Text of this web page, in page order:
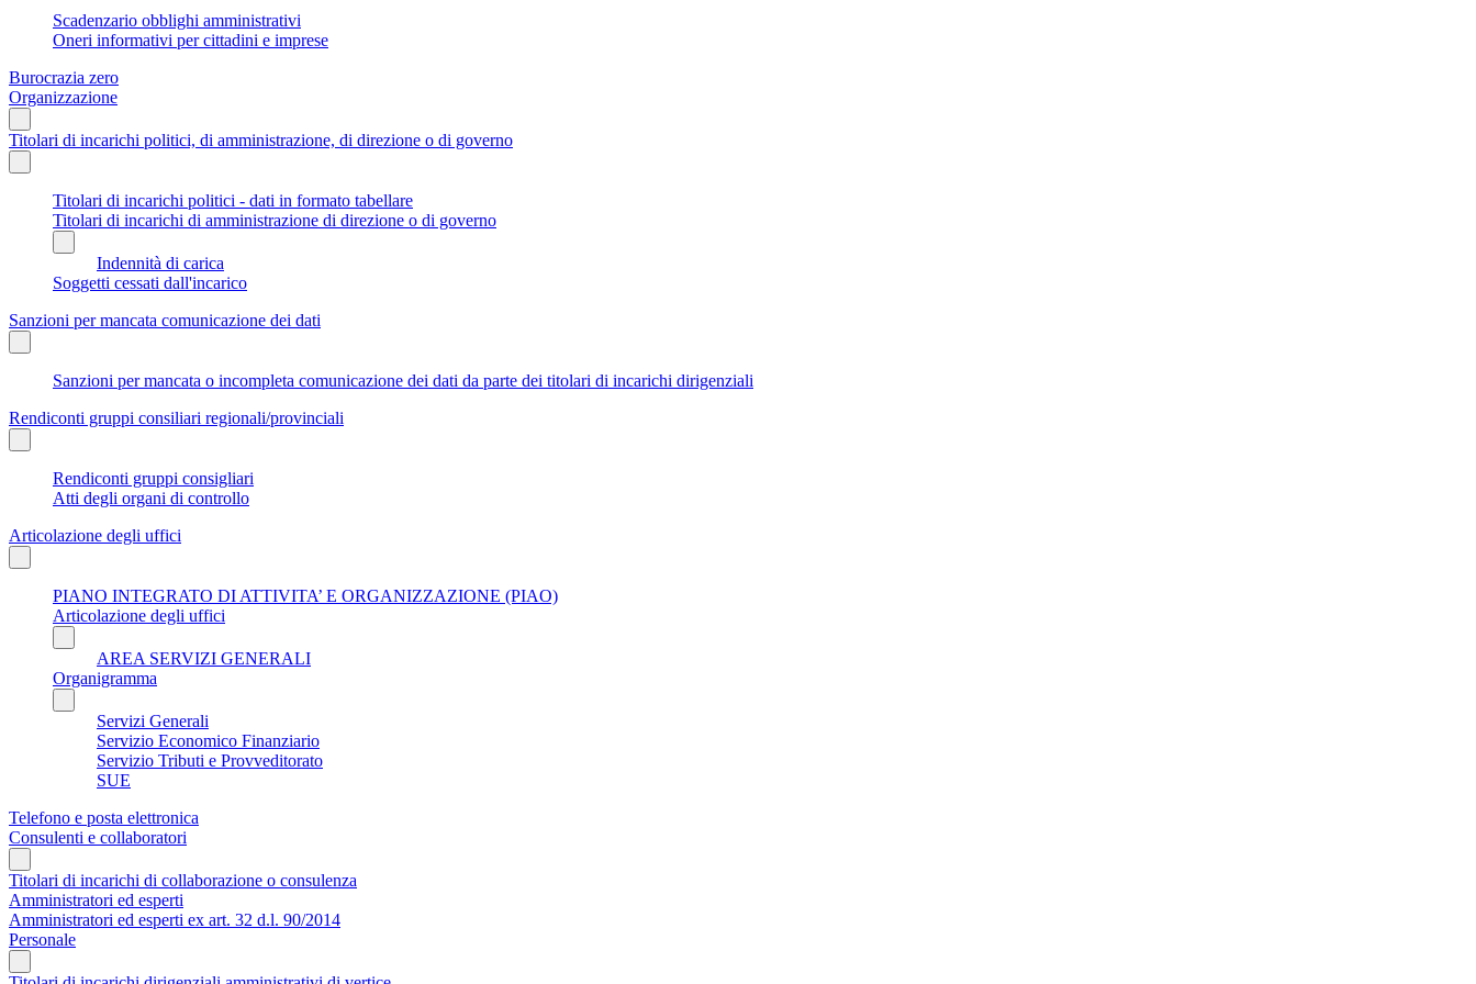
Scadenzario obblighi amministrativi
Oneri informativi per cittadini e imprese
Burocrazia zero
Organizzazione
Titolari di incarichi politici, di amministrazione, di direzione o di governo
Titolari di incarichi politici - dati in formato tabellare
Titolari di incarichi di amministrazione di direzione o di governo
Indennità di carica
Soggetti cessati dall'incarico
Sanzioni per mancata comunicazione dei dati
Sanzioni per mancata o incompleta comunicazione dei dati da parte dei titolari di incarichi dirigenziali
Rendiconti gruppi consiliari regionali/provinciali
Rendiconti gruppi consigliari
Atti degli organi di controllo
Articolazione degli uffici
PIANO INTEGRATO DI ATTIVITA’ E ORGANIZZAZIONE (PIAO)
Articolazione degli uffici
AREA SERVIZI GENERALI
Organigramma
Servizi Generali
Servizio Economico Finanziario
Servizio Tributi e Provveditorato
SUE
Telefono e posta elettronica
Consulenti e collaboratori
Titolari di incarichi di collaborazione o consulenza
Amministratori ed esperti
Amministratori ed esperti ex art. 32 d.l. 90/2014
Personale